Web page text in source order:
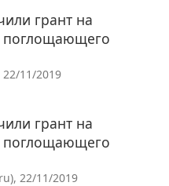
грант на
поглощающего
22/11/2019
грант на
поглощающего
22/11/2019